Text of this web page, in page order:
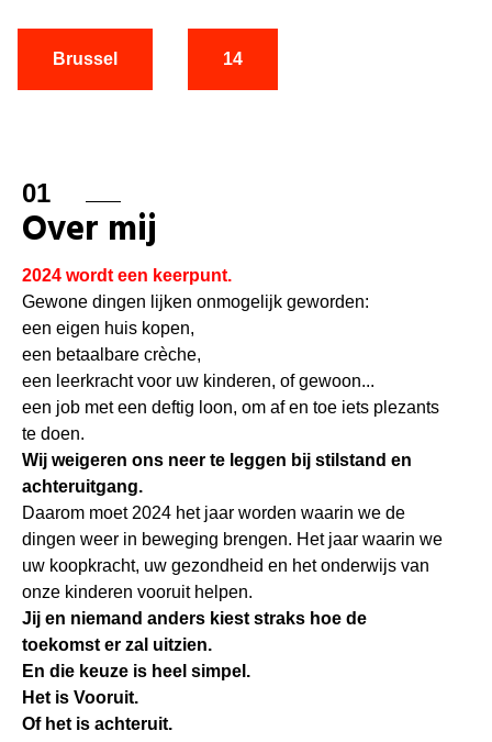
Brussel 14
01
Over mij
2024 wordt een keerpunt.
Gewone dingen lijken onmogelijk geworden:
een eigen huis kopen,
een betaalbare crèche,
een leerkracht voor uw kinderen, of gewoon...
een job met een deftig loon, om af en toe iets plezants
te doen.
Wij weigeren ons neer te leggen bij stilstand en
achteruitgang.
Daarom moet 2024 het jaar worden waarin we de
dingen weer in beweging brengen. Het jaar waarin we
uw koopkracht, uw gezondheid en het onderwijs van
onze kinderen vooruit helpen.
Jij en niemand anders kiest straks hoe de
toekomst er zal uitzien.
En die keuze is heel simpel.
Het is Vooruit.
Of het is achteruit.